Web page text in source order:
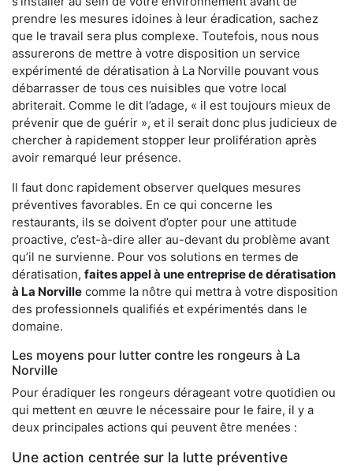
prendre les mesures idoines à leur éradication, sachez
que le travail sera plus complexe. Toutefois, nous nous
assurerons de mettre à votre disposition un service
expérimenté de dératisation à La Norville pouvant vous
débarrasser de tous ces nuisibles que votre local
abriterait. Comme le dit l’adage, « il est toujours mieux de
prévenir que de guérir », et il serait donc plus judicieux de
chercher à rapidement stopper leur prolifération après
avoir remarqué leur présence.
Il faut donc rapidement observer quelques mesures
préventives favorables. En ce qui concerne les
restaurants, ils se doivent d’opter pour une attitude
proactive, c’est-à-dire aller au-devant du problème avant
qu’il ne survienne. Pour vos solutions en termes de
dératisation, faites appel à une entreprise de dératisation
à La Norville comme la nôtre qui mettra à votre disposition
des professionnels qualifiés et expérimentés dans le
domaine.
Les moyens pour lutter contre les rongeurs à La
Norville
Pour éradiquer les rongeurs dérageant votre quotidien ou
qui mettent en œuvre le nécessaire pour le faire, il y a
deux principales actions qui peuvent être menées :
Une action centrée sur la lutte préventive